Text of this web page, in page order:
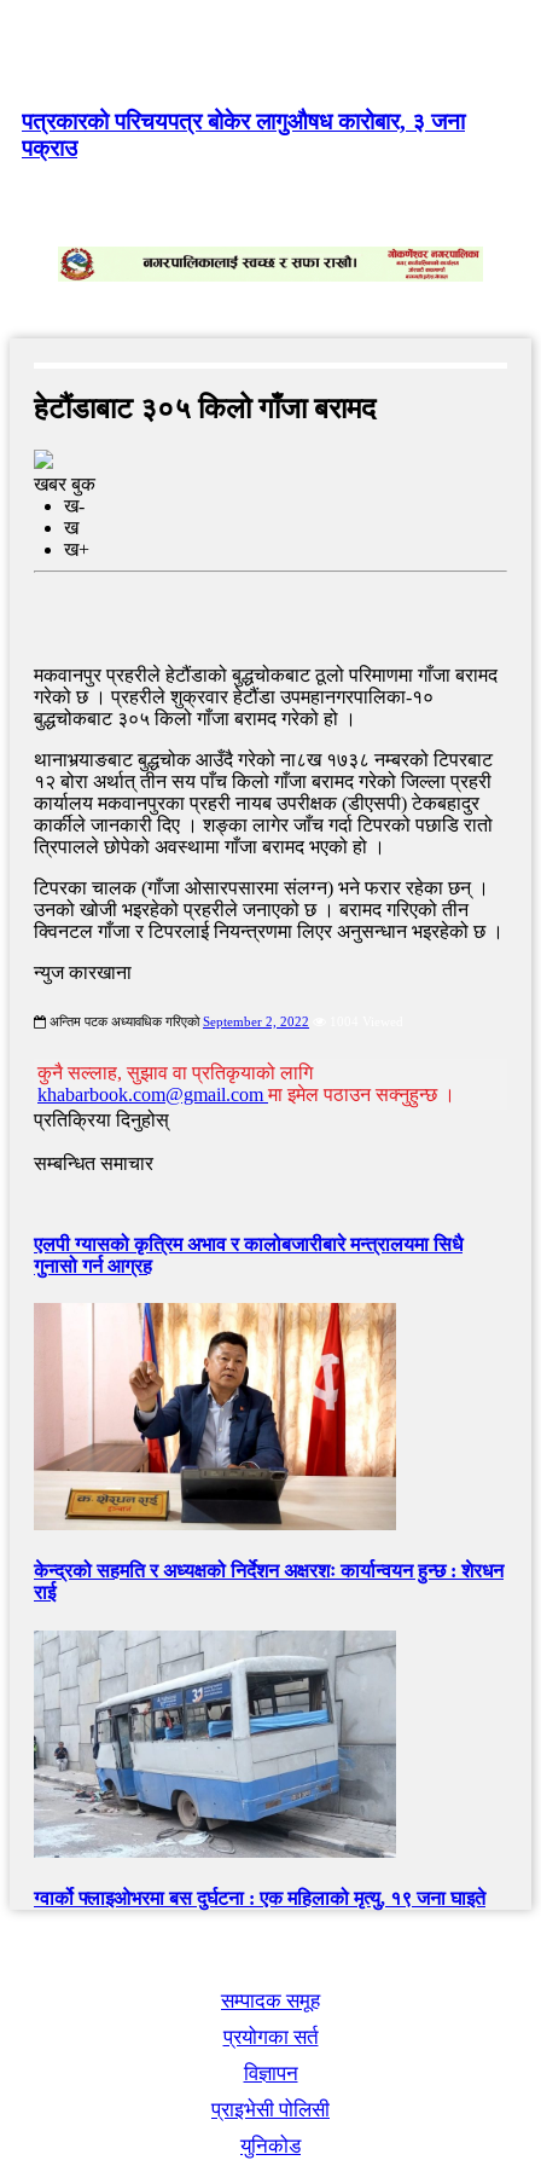
रुसद्वारा युक्रेनमा मिसाइल र ड्रोन आक्रमण, २१ जनाको मृत्यु
पत्रकारको परिचयपत्र बोकेर लागुऔषध कारोबार, ३ जना
पक्राउ
हेटौंडाबाट ३०५ किलो गाँजा बरामद
खबर बुक
ख-
ख
ख+
मकवानपुर प्रहरीले हेटौंडाको बुद्धचोकबाट ठूलो परिमाणमा गाँजा बरामद
गरेको छ । प्रहरीले शुक्रवार हेटौंडा उपमहानगरपालिका-१०
बुद्धचोकबाट ३०५ किलो गाँजा बरामद गरेको हो ।
थानाभर्‍याङबाट बुद्धचोक आउँदै गरेको ना८ख १७३८ नम्बरको टिपरबाट
१२ बोरा अर्थात् तीन सय पाँच किलो गाँजा बरामद गरेको जिल्ला प्रहरी
कार्यालय मकवानपुरका प्रहरी नायब उपरीक्षक (डीएसपी) टेकबहादुर
कार्कीले जानकारी दिए । शङ्का लागेर जाँच गर्दा टिपरको पछाडि रातो
त्रिपालले छोपेको अवस्थामा गाँजा बरामद भएको हो ।
टिपरका चालक (गाँजा ओसारपसारमा संलग्न) भने फरार रहेका छन् ।
उनको खोजी भइरहेको प्रहरीले जनाएको छ । बरामद गरिएको तीन
क्विनटल गाँजा र टिपरलाई नियन्त्रणमा लिएर अनुसन्धान भइरहेको छ ।
न्युज कारखाना
अन्तिम पटक अध्यावधिक गरिएको September 2, 2022
कुनै सल्लाह, सुझाव वा प्रतिकृयाको लागि
khabarbook.com@gmail.comमा इमेल पठाउन सक्नुहुन्छ ।
प्रतिक्रिया दिनुहोस्
सम्बन्धित समाचार
एलपी ग्यासको कृत्रिम अभाव र कालोबजारीबारे मन्त्रालयमा सिधै
गुनासो गर्न आग्रह
केन्द्रको सहमति र अध्यक्षको निर्देशन अक्षरशः कार्यान्वयन हुन्छ : शेरधन
राई
ग्वार्को फ्लाइओभरमा बस दुर्घटना : एक महिलाको मृत्यु, १९ जना घाइते
सम्पादक समूह
प्रयोगका सर्त
विज्ञापन
प्राइभेसी पोलिसी
युनिकोड